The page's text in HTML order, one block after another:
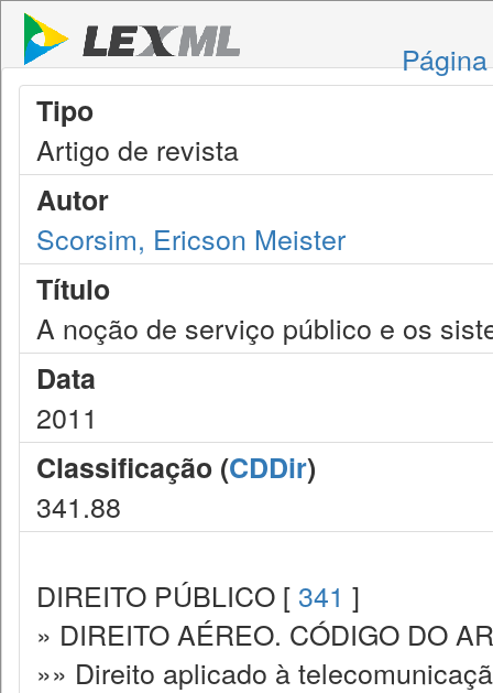
Tipo
Artigo de revista
Autor
Scorsim, Ericson Meister
Título
A noção de serviço público e os
Data
2011
Classificação (CDDir)
341.88
DIREITO PÚBLICO [ 341 ]
» DIREITO AÉREO. CÓDIGO DO
»» Direito aplicado à